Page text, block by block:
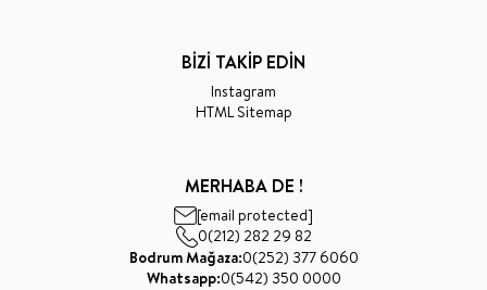
BİZİ TAKİP EDİN
Instagram
HTML Sitemap
MERHABA DE !
[email protected]
0(212) 282 29 82
Bodrum Mağaza:0(252) 377 6060
Whatsapp:0(542) 350 0000